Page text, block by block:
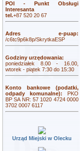
POI - Punkt Obsługi
Interesanta
tel.+87 520 20 67
Adres e-puap:
/c6tc9p6k8p/SkrytkaESP
Godziny urzędowania:
poniedziałek 8.00 - 16.00,
wtorek - piątek 7:30 do 15:30
Konto bankowe (podatki,
odpady komunalne): PKO
BP SA NR: 57 1020 4724 0000
3702 0007 6117
Urząd Miejski w Olecku